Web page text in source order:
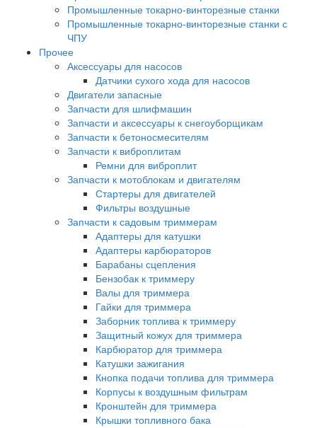
Промышленные токарно-винторезные станки
Промышленные токарно-винторезные станки с
ЧПУ
Прочее
Аксессуары для насосов
Датчики сухого хода для насосов
Двигатели запасные
Запчасти для шлифмашин
Запчасти и аксессуары к снегоуборщикам
Запчасти к бетоносмесителям
Запчасти к виброплитам
Ремни для виброплит
Запчасти к мотоблокам и двигателям
Стартеры для двигателей
Фильтры воздушные
Запчасти к садовым триммерам
Адаптеры для катушки
Адаптеры карбюраторов
Барабаны сцепления
Бензобак к триммеру
Валы для триммера
Гайки для триммера
Заборник топлива к триммеру
Защитный кожух для триммера
Карбюратор для триммера
Катушки зажигания
Кнопка подачи топлива для триммера
Корпусы к воздушным фильтрам
Кронштейн для триммера
Крышки топливного бака